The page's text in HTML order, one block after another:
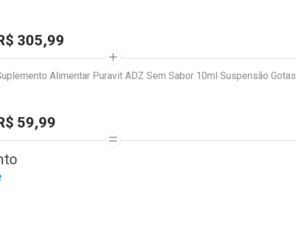
305,99
Alimentar Puravit ADZ Sem Sabor 10ml Suspensão Gotas
59,99